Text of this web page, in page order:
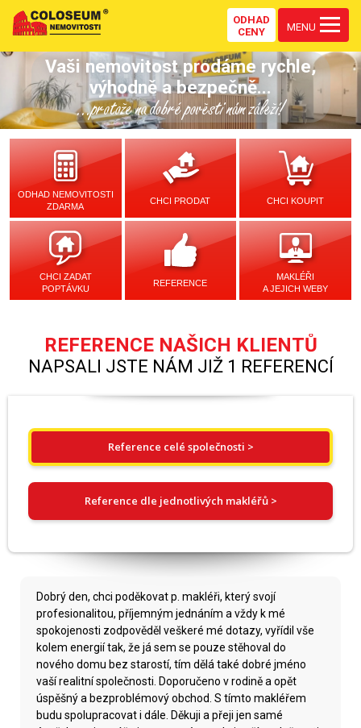
ODHAD
CENY
MENU
Vaši nemovitost prodáme rychle,
výhodně a bezpečně...
...protože na dobré pověsti nám záleží!
ODHAD NEMOVITOSTI
ZDARMA
CHCI PRODAT CHCI KOUPIT
CHCI ZADAT
POPTÁVKU
REFERENCE
MAKLÉŘI
A JEJICH WEBY
REFERENCE NAŠICH KLIENTŮ
NAPSALI JSTE NÁM JIŽ 1 REFERENCÍ
Reference celé společnosti >
Reference dle jednotlivých makléřů >
Dobrý den, chci poděkovat p. makléři, který svojí
profesionalitou, příjemným jednáním a vždy k mé
spokojenosti zodpověděl veškeré mé dotazy, vyřídil vše
kolem energií tak, že já sem se pouze stěhoval do
nového domu bez starostí, tím dělá také dobré jméno
vaší realitní společnosti. Doporučeno v rodině a opět
úspěšný a bezproblémový obchod. S tímto makléřem
budu spolupracovat i dále. Děkuji a přeji jen samé